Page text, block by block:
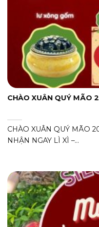
CHÀO XUÂN QUÝ MÃO
CHÀO XUÂN QUÝ MÃO
NHẬN NGAY LÌ XÌ –...